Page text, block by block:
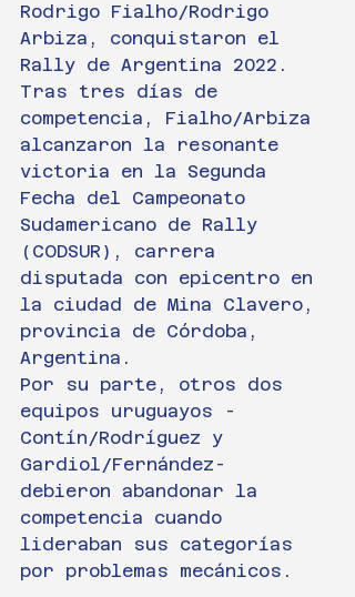
Rodrigo Fialho/Rodrigo
Arbiza, conquistaron el
Rally de Argentina 2022.
Tras tres días de
competencia, Fialho/Arbiza
alcanzaron la resonante
victoria en la Segunda
Fecha del Campeonato
Sudamericano de Rally
(CODSUR), carrera
disputada con epicentro en
la ciudad de Mina Clavero,
provincia de Córdoba,
Argentina.
Por su parte, otros dos
equipos uruguayos -
Contín/Rodríguez y
Gardiol/Fernández-
debieron abandonar la
competencia cuando
lideraban sus categorías
por problemas mecánicos.